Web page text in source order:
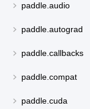
paddle.audio
paddle.autograd
paddle.callbacks
paddle.compat
paddle.cuda